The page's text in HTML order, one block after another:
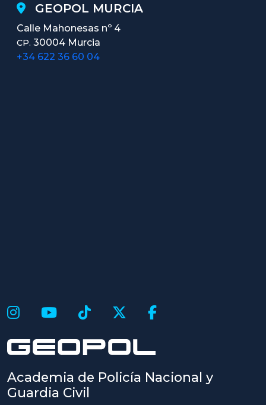
GEOPOL MURCIA
Calle Mahonesas nº 4
CP. 30004 Murcia
+34 622 36 60 04
Academia de Policía Nacional y
Guardia Civil